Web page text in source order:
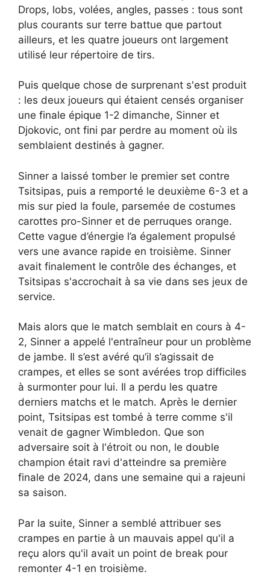
Drops, lobs, volées, angles, passes : tous sont
plus courants sur terre battue que partout
ailleurs, et les quatre joueurs ont largement
utilisé leur répertoire de tirs.
Puis quelque chose de surprenant s'est produit
: les deux joueurs qui étaient censés organiser
une finale épique 1-2 dimanche, Sinner et
Djokovic, ont fini par perdre au moment où ils
semblaient destinés à gagner.
Sinner a laissé tomber le premier set contre
Tsitsipas, puis a remporté le deuxième 6-3 et a
mis sur pied la foule, parsemée de costumes
carottes pro-Sinner et de perruques orange.
Cette vague d’énergie l’a également propulsé
vers une avance rapide en troisième. Sinner
avait finalement le contrôle des échanges, et
Tsitsipas s'accrochait à sa vie dans ses jeux de
service.
Mais alors que le match semblait en cours à 4-
2, Sinner a appelé l'entraîneur pour un problème
de jambe. Il s’est avéré qu’il s’agissait de
crampes, et elles se sont avérées trop difficiles
à surmonter pour lui. Il a perdu les quatre
derniers matchs et le match. Après le dernier
point, Tsitsipas est tombé à terre comme s'il
venait de gagner Wimbledon. Que son
adversaire soit à l'étroit ou non, le double
champion était ravi d'atteindre sa première
finale de 2024, dans une semaine qui a rajeuni
sa saison.
Par la suite, Sinner a semblé attribuer ses
crampes en partie à un mauvais appel qu'il a
reçu alors qu'il avait un point de break pour
remonter 4-1 en troisième.